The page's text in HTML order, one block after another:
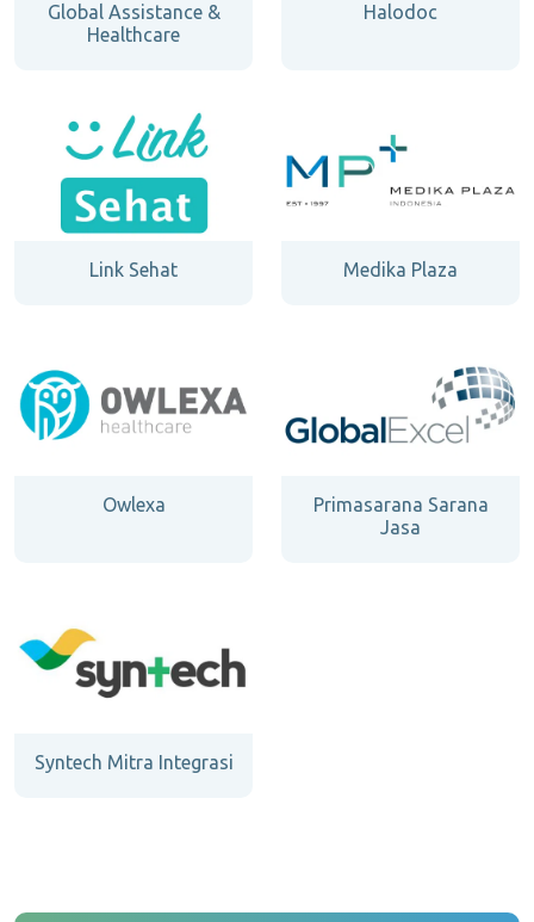
Global Assistance &
Healthcare
Halodoc
Link Sehat Medika Plaza
Owlexa
Primasarana Sarana
Jasa
Syntech Mitra Integrasi